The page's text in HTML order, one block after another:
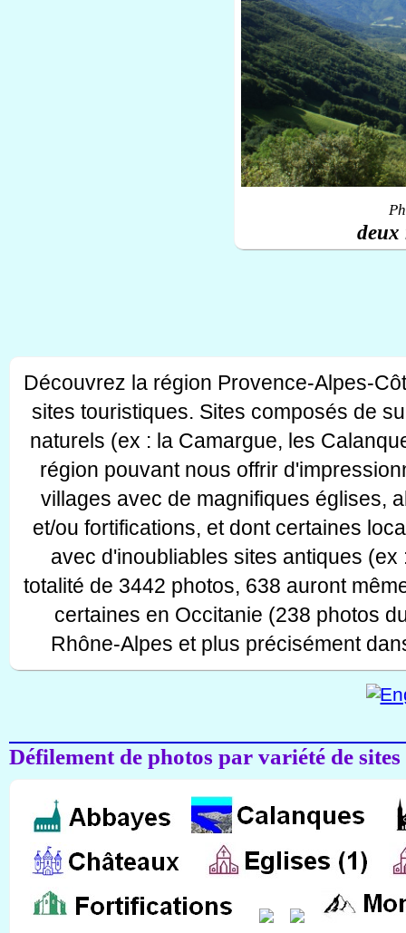
deux
Découvrez la région Provence-Alpes-
sites touristiques. Sites composés de
naturels (ex : la Camargue, les
région pouvant nous offrir
villages avec de magnifiques églises,
et/ou fortifications, et dont certaines
avec d'inoubliables sites antiques
totalité de 3442 photos, 638 auront
certaines en Occitanie (238 photos
Rhône-Alpes et plus précisément
Défilement de photos par variété de